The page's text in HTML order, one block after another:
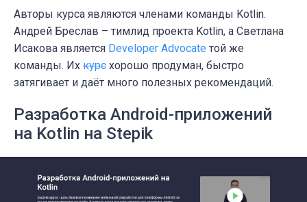
Авторы курса являются членами команды Kotlin.
Андрей Бреслав – тимлид проекта Kotlin, а Светлана
Исакова является Developer Advocate той же
команды. Их курс хорошо продуман, быстро
затягивает и даёт много полезных рекомендаций.
Разработка Android-приложений
на Kotlin на Stepik